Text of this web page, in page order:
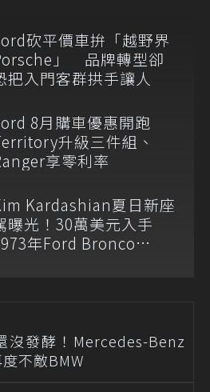
砍平價車拚「越野界
」 品牌轉型卻
把入門客群拱手讓人
8月購車優惠開跑
升級三件組、
享零利率
Kardashian夏日新座
曝光！30萬美元入手
年Ford Bronco
沒發酵！Mercedes-Benz
不敵BMW